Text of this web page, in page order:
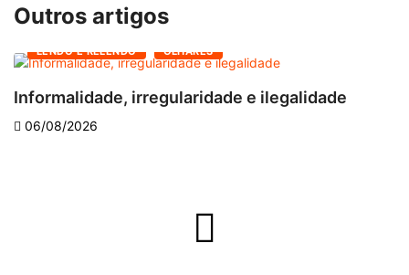
Outros artigos
LENDO E RELENDO OLHARES
Informalidade, irregularidade e ilegalidade
06/08/2026